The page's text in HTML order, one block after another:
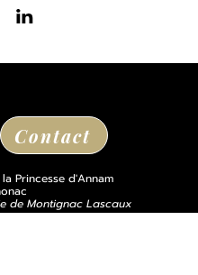
Contact
Princesse d'Annam
de Montignac Lascaux